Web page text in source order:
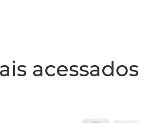
acessados